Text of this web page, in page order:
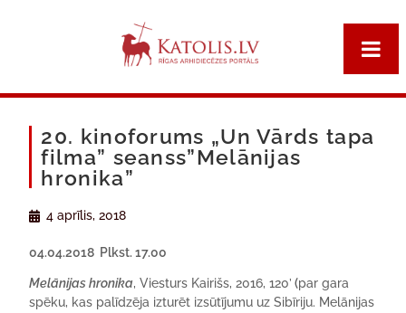
20. kinoforums „Un Vārds tapa
filma” seanss”Melānijas
hronika”
4 aprīlis, 2018
04.04.2018 Plkst. 17.00
Melānijas hronika, Viesturs Kairišs, 2016, 120’ (par gara
spēku, kas palīdzēja izturēt izsūtījumu uz Sibīriju. Melānijas